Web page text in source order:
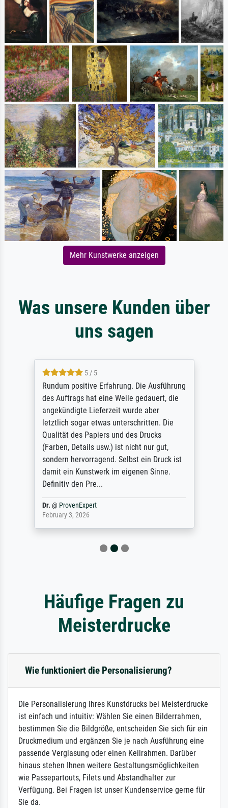
Mehr Kunstwerke anzeigen
Was unsere Kunden über
uns sagen
5 / 5
Rundum positive Erfahrung. Die Ausführung
des Auftrags hat eine Weile gedauert, die
angekündigte Lieferzeit wurde aber
letztlich sogar etwas unterschritten. Die
Qualität des Papiers und des Drucks
(Farben, Details usw.) ist nicht nur gut,
sondern hervorragend. Selbst ein Druck ist
damit ein Kunstwerk im eigenen Sinne.
Definitiv den Pre...
Dr. @ ProvenExpert
February 3, 2026
Häufige Fragen zu
Meisterdrucke
Wie funktioniert die Personalisierung?
Die Personalisierung Ihres Kunstdrucks bei Meisterdrucke
ist einfach und intuitiv: Wählen Sie einen Bilderrahmen,
bestimmen Sie die Bildgröße, entscheiden Sie sich für ein
Druckmedium und ergänzen Sie je nach Ausführung eine
passende Verglasung oder einen Keilrahmen. Darüber
hinaus stehen Ihnen weitere Gestaltungsmöglichkeiten
wie Passepartouts, Filets und Abstandhalter zur
Verfügung. Bei Fragen ist unser Kundenservice gerne für
Sie da.